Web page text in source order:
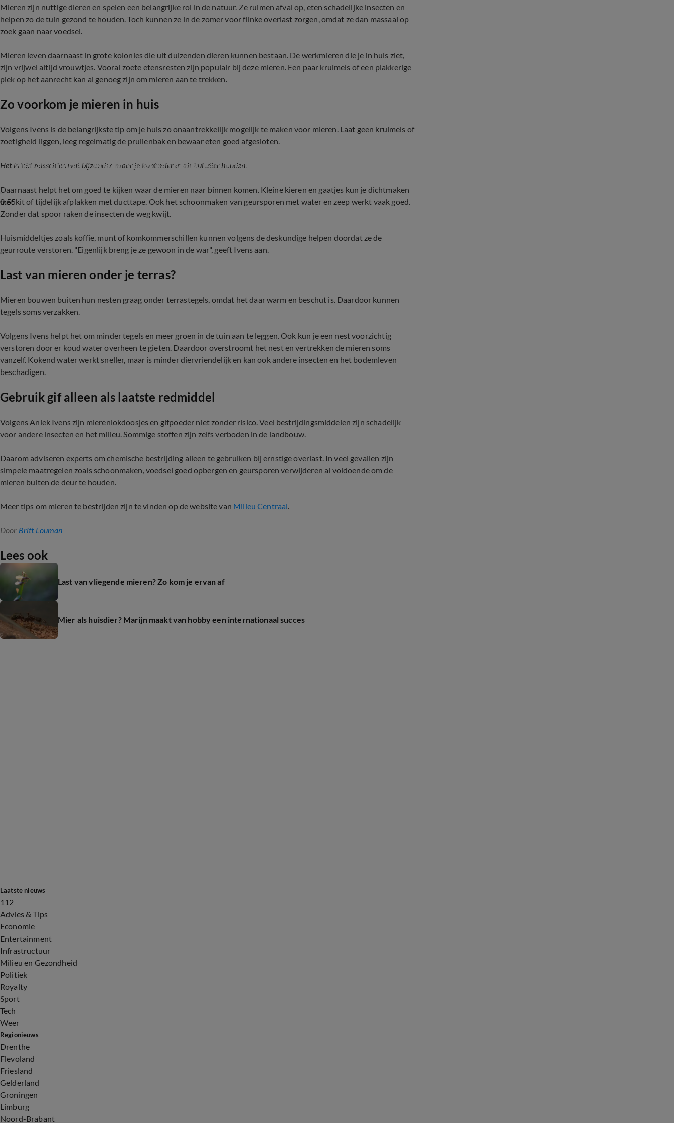
Mieren zijn nuttige dieren en spelen een belangrijke rol in de natuur. Ze ruimen afval op, eten schadelijke insecten en
helpen zo de tuin gezond te houden. Toch kunnen ze in de zomer voor flinke overlast zorgen, omdat ze dan massaal op
zoek gaan naar voedsel.
Mieren leven daarnaast in grote kolonies die uit duizenden dieren kunnen bestaan. De werkmieren die je in huis ziet,
zijn vrijwel altijd vrouwtjes. Vooral zoete etensresten zijn populair bij deze mieren. Een paar kruimels of een plakkerige
plek op het aanrecht kan al genoeg zijn om mieren aan te trekken.
Zo voorkom je mieren in huis
Volgens Ivens is de belangrijkste tip om je huis zo onaantrekkelijk mogelijk te maken voor mieren. Laat geen kruimels of
zoetigheid liggen, leeg regelmatig de prullenbak en bewaar eten goed afgesloten.
Het klinkt misschien wat bijzonder, maar je kunt mieren als huisdier houden:
0:55
Mier als huisdier? Marijn maakt van hobby een internationaal succes
Daarnaast helpt het om goed te kijken waar de mieren naar binnen komen. Kleine kieren en gaatjes kun je dichtmaken
met kit of tijdelijk afplakken met ducttape. Ook het schoonmaken van geursporen met water en zeep werkt vaak goed.
Zonder dat spoor raken de insecten de weg kwijt.
Huismiddeltjes zoals koffie, munt of komkommerschillen kunnen volgens de deskundige helpen doordat ze de
geurroute verstoren. "Eigenlijk breng je ze gewoon in de war", geeft Ivens aan.
Last van mieren onder je terras?
Mieren bouwen buiten hun nesten graag onder terrastegels, omdat het daar warm en beschut is. Daardoor kunnen
tegels soms verzakken.
Volgens Ivens helpt het om minder tegels en meer groen in de tuin aan te leggen. Ook kun je een nest voorzichtig
verstoren door er koud water overheen te gieten. Daardoor overstroomt het nest en vertrekken de mieren soms
vanzelf. Kokend water werkt sneller, maar is minder diervriendelijk en kan ook andere insecten en het bodemleven
beschadigen.
Gebruik gif alleen als laatste redmiddel
Volgens Aniek Ivens zijn mierenlokdoosjes en gifpoeder niet zonder risico. Veel bestrijdingsmiddelen zijn schadelijk
voor andere insecten en het milieu. Sommige stoffen zijn zelfs verboden in de landbouw.
Daarom adviseren experts om chemische bestrijding alleen te gebruiken bij ernstige overlast. In veel gevallen zijn
simpele maatregelen zoals schoonmaken, voedsel goed opbergen en geursporen verwijderen al voldoende om de
mieren buiten de deur te houden.
Meer tips om mieren te bestrijden zijn te vinden op de website van Milieu Centraal.
Door Britt Louman
Lees ook
Last van vliegende mieren? Zo kom je ervan af
Mier als huisdier? Marijn maakt van hobby een internationaal succes
Laatste nieuws
112
Advies & Tips
Economie
Entertainment
Infrastructuur
Milieu en Gezondheid
Politiek
Royalty
Sport
Tech
Weer
Regionieuws
Drenthe
Flevoland
Friesland
Gelderland
Groningen
Limburg
Noord-Brabant